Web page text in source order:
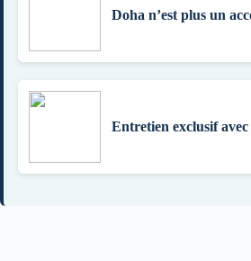
Doha n’est plus un
Entretien exclusif